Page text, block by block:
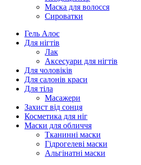
Маска для волосся
Сироватки
Гель Алоє
Для нігтів
Лак
Аксесуари для нігтів
Для чоловіків
Для салонів краси
Для тіла
Масажери
Захист від сонця
Косметика для ніг
Маски для обличчя
Тканинні маски
Гідрогелеві маски
Альгінатні маски